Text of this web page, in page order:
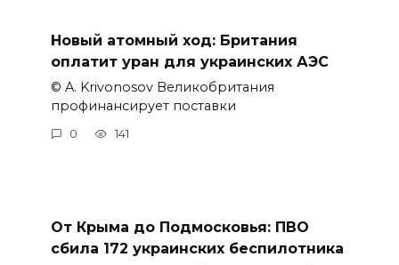
Новый атомный ход: Британия
оплатит уран для украинских АЭС
© A. Krivonosov Великобритания
профинансирует поставки
0 141
От Крыма до Подмосковья: ПВО
сбила 172 украинских беспилотника